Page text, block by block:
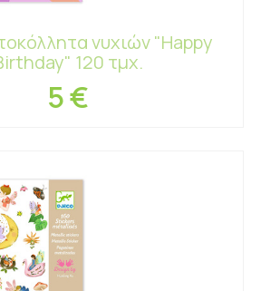
νυχιών "Happy
120 τμχ.
5 €